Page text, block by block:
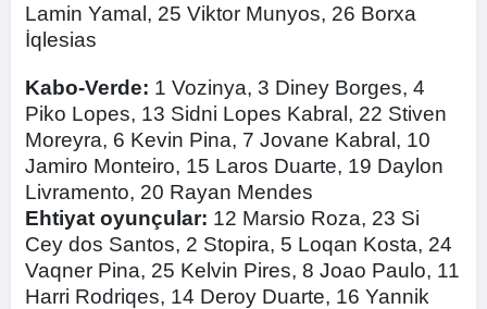
Lamin Yamal, 25 Viktor Munyos, 26 Borxa
İqlesias
Kabo-Verde: 1 Vozinya, 3 Diney Borges, 4
Piko Lopes, 13 Sidni Lopes Kabral, 22 Stiven
Moreyra, 6 Kevin Pina, 7 Jovane Kabral, 10
Jamiro Monteiro, 15 Laros Duarte, 19 Daylon
Livramento, 20 Rayan Mendes
Ehtiyat oyunçular: 12 Marsio Roza, 23 Si
Cey dos Santos, 2 Stopira, 5 Loqan Kosta, 24
Vaqner Pina, 25 Kelvin Pires, 8 Joao Paulo, 11
Harri Rodriqes, 14 Deroy Duarte, 16 Yannik